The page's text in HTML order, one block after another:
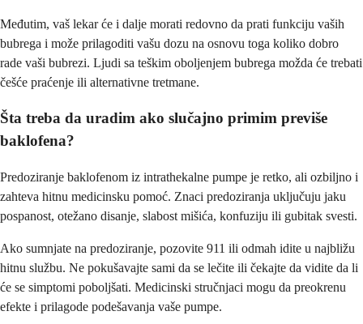
Međutim, vaš lekar će i dalje morati redovno da prati funkciju vaših
bubrega i može prilagoditi vašu dozu na osnovu toga koliko dobro
rade vaši bubrezi. Ljudi sa teškim oboljenjem bubrega možda će trebati
češće praćenje ili alternativne tretmane.
Šta treba da uradim ako slučajno primim previše
baklofena?
Predoziranje baklofenom iz intrathekalne pumpe je retko, ali ozbiljno i
zahteva hitnu medicinsku pomoć. Znaci predoziranja uključuju jaku
pospanost, otežano disanje, slabost mišića, konfuziju ili gubitak svesti.
Ako sumnjate na predoziranje, pozovite 911 ili odmah idite u najbližu
hitnu službu. Ne pokušavajte sami da se lečite ili čekajte da vidite da li
će se simptomi poboljšati. Medicinski stručnjaci mogu da preokrenu
efekte i prilagode podešavanja vaše pumpe.